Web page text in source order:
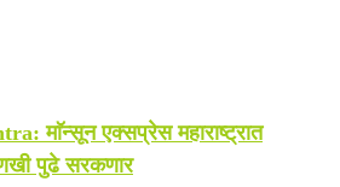
माॅन्सून एक्सप्रेस महाराष्ट्रात
पुढे सरकणार